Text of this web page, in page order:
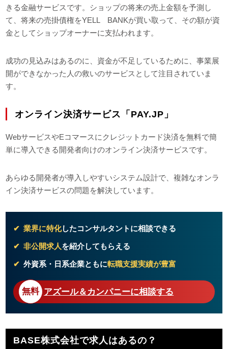
きる金融サービスです。ショップの将来の売上金額を予測し
て、将来の売掛債権をYELL BANKが買い取って、その額が資
金としてショップオーナーに支払われます。
成功の見込みはあるのに、資金が不足しているために、事業展
開ができなかった人の救いのサービスとして注目されていま
す。
オンライン決済サービス「PAY.JP」
WebサービスやEコマースにクレジットカード決済を無料で簡
単に導入できる開発者向けのオンライン決済サービスです。
あらゆる開発者が導入しやすいシステム設計で、複雑なオンラ
イン決済サービスの問題を解決しています。
業界に特化したコンサルタントに相談できる
非公開求人を紹介してもらえる
外資系・日系企業ともに転職支援実績が豊富
アズール＆カンパニーに相談する
BASE株式会社で求人はあるの？